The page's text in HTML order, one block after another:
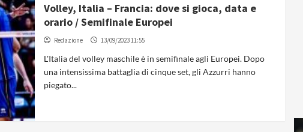
Volley, Italia – Francia: dove si gioca, data e
orario / Semifinale Europei
Redazione 13/09/2023 11:55
L'Italia del volley maschile è in semifinale agli Europei. Dopo
una intensissima battaglia di cinque set, gli Azzurri hanno
piegato...